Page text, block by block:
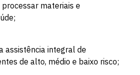
processar materiais e
assistência integral de
de alto, médio e baixo risco;